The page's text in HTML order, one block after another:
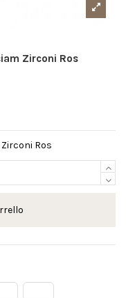
Zirconi Ros
Ros